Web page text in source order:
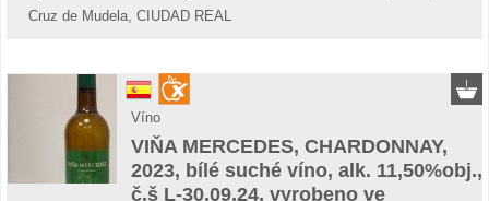
Cruz de Mudela, CIUDAD REAL
Víno
VIŇA MERCEDES, CHARDONNAY,
2023, bílé suché víno, alk. 11,50%obj.,
č.š L-30.09.24, vyrobeno ve